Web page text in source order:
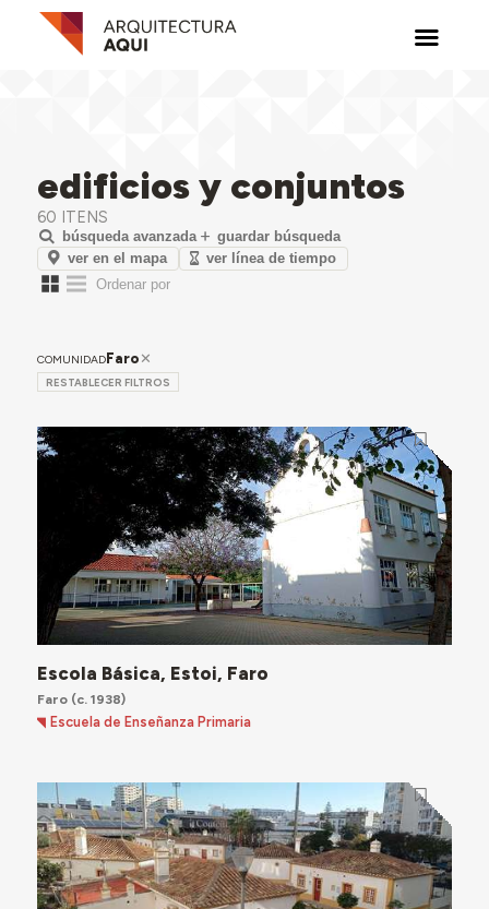
edificios y conjuntos
60 ITENS
búsqueda avanzada
guardar búsqueda
ver en el mapa
ver línea de tiempo
COMUNIDADFaro
RESTABLECER FILTROS
Escola Básica, Estoi, Faro
Faro(c. 1938)
Escuela de Enseñanza Primaria